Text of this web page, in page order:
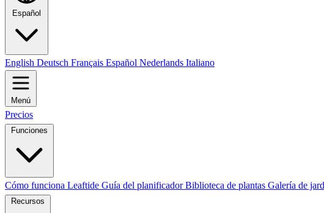
Español
English Deutsch Français Español Nederlands Italiano
Menú
Precios
Funciones
Cómo funciona Leaftide Guía del planificadorBiblioteca de plantas Galería de
Recursos